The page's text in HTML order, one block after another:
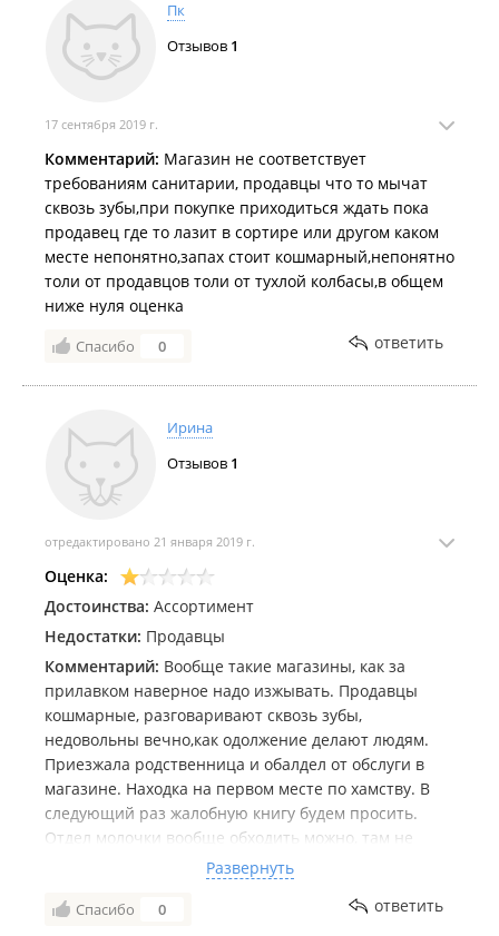
услуг я не заметила.
Пк
Отзывов 1
17 сентября 2019 г.
Комментарий: Магазин не соответствует
требованиям санитарии, продавцы что то мычат
сквозь зубы,при покупке приходиться ждать пока
продавец где то лазит в сортире или другом каком
месте непонятно,запах стоит кошмарный,непонятно
толи от продавцов толи от тухлой колбасы,в общем
ниже нуля оценка
Спасибо 0 ответить
Ирина
Отзывов 1
отредактировано 21 января 2019 г.
Оценка:
Достоинства: Ассортимент
Недостатки: Продавцы
Комментарий: Вообще такие магазины, как за
прилавком наверное надо изжывать. Продавцы
кошмарные, разговаривают сквозь зубы,
недовольны вечно,как одолжение делают людям.
Приезжала родственница и обалдел от обслуги в
магазине. Находка на первом месте по хамству. В
следующий раз жалобную книгу будем просить.
Отдел молочки вообще обходить можно, там не
любят покупателей, то просрочкой торгуют и тд. У
продавцов *** простите такие, что вообще не
хочется что то покупать.
Развернуть
Спасибо 0 ответить